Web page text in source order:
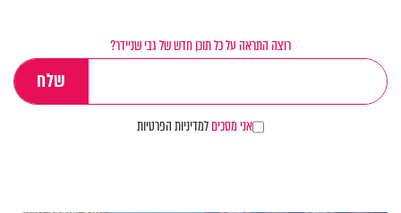
רוצה התראה על כל תוכן חדש של גבי שניידר?
אני מסכיםלמדיניות הפרטיות